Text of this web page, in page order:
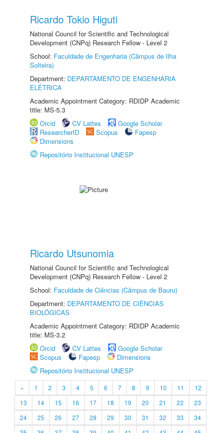
Ricardo Tokio Higuti
National Council for Scientific and Technological
Development (CNPq) Research Fellow - Level 2
School: Faculdade de Engenharia (Câmpus de Ilha
Solteira)
Department: DEPARTAMENTO DE ENGENHARIA
ELÉTRICA
Academic Appointment Category: RDIDP Academic
title: MS-5.3
Orcid
CV Lattes
Google Scholar
ResearcherID
Scopus
Fapesp
Dimensions
Repositório Institucional UNESP
Ricardo Utsunomia
National Council for Scientific and Technological
Development (CNPq) Research Fellow - Level 2
School: Faculdade de Ciências (Câmpus de Bauru)
Department: DEPARTAMENTO DE CIÊNCIAS
BIOLÓGICAS
Academic Appointment Category: RDIDP Academic
title: MS-3.2
Orcid
CV Lattes
Google Scholar
Scopus
Fapesp
Dimensions
Repositório Institucional UNESP
« 1 2 3 4 5 6 7 8 9 10 11
12
13
14 15 16 17 18 19 20 21 22
23
24
25 26 27 28 29 30 31 32 33
34